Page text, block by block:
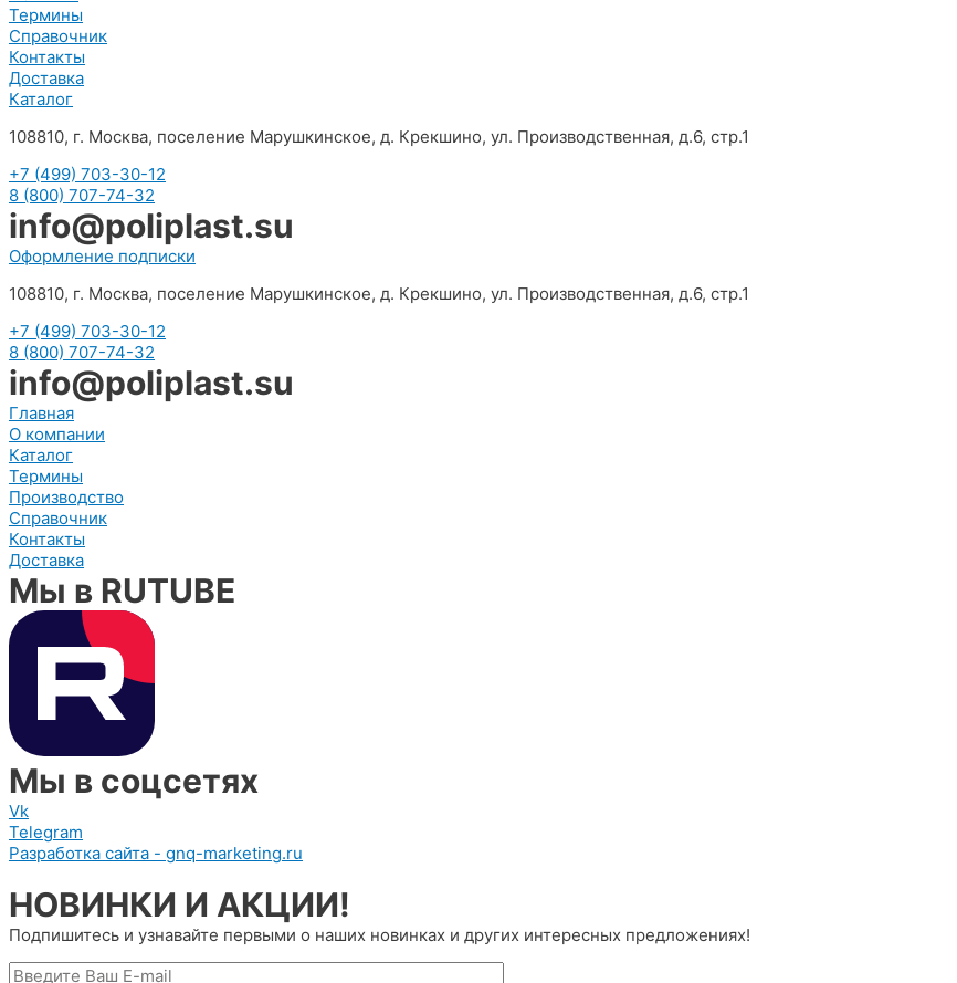
Термины
Справочник
Контакты
Доставка
Каталог
108810, г. Москва, поселение Марушкинское, д. Крекшино, ул. Производственная, д.6, стр.1
+7 (499) 703-30-12
8 (800) 707-74-32
info@poliplast.su
Оформление подписки
108810, г. Москва, поселение Марушкинское, д. Крекшино, ул. Производственная, д.6, стр.1
+7 (499) 703-30-12
8 (800) 707-74-32
info@poliplast.su
Главная
О компании
Каталог
Термины
Производство
Справочник
Контакты
Доставка
Мы в RUTUBE
Мы в соцсетях
Vk
Telegram
Разработка сайта - gnq-marketing.ru
НОВИНКИ И АКЦИИ!
Подпишитесь и узнавайте первыми о наших новинках и других интересных предложениях!